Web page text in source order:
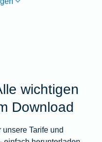
wichtigen
Download
Tarife und